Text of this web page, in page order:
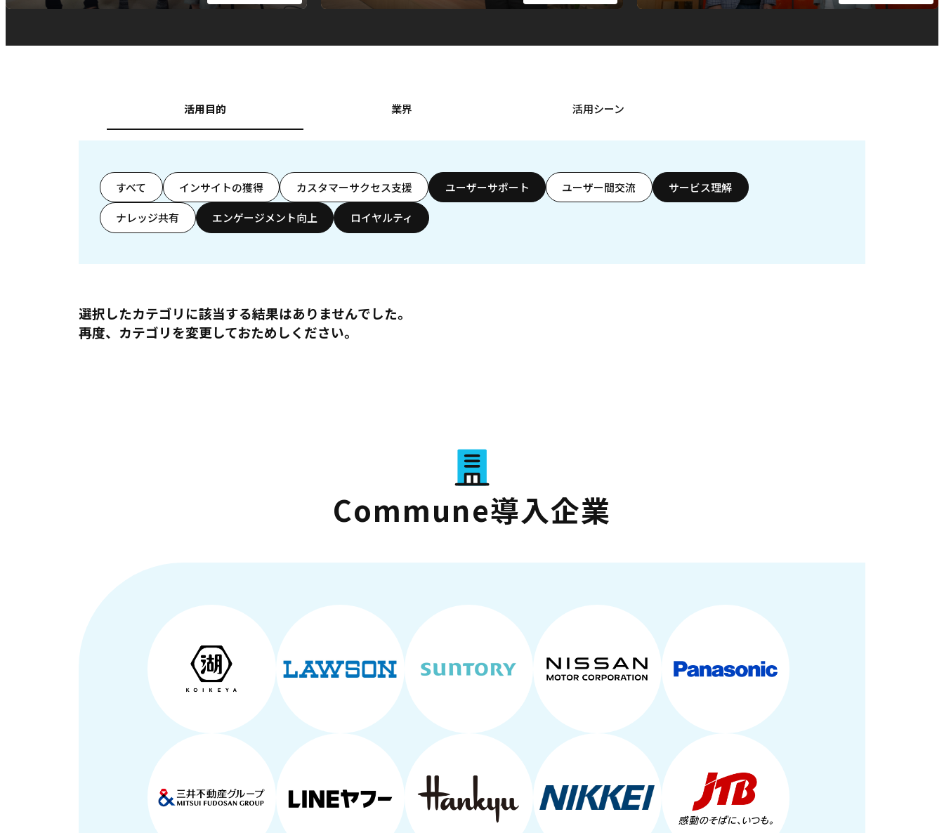
活用目的 業界 活用シーン
すべて インサイトの獲得 カスタマーサクセス支援 ユーザーサポート ユーザー間交流 サービス理解
ナレッジ共有 エンゲージメント向上 ロイヤルティ
選択したカテゴリに該当する結果はありませんでした。
再度、カテゴリを変更しておためしください。
Commune導入企業